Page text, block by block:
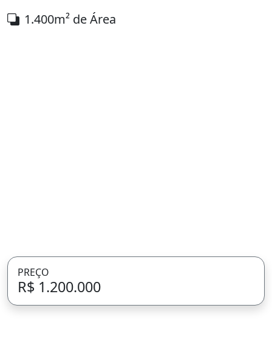
1.400m² de Área
PREÇO
R$ 1.200.000